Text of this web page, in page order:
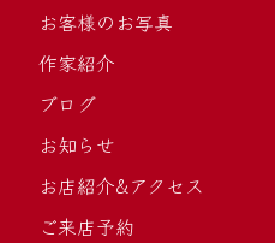
お客様のお写真
作家紹介
ブログ
お知らせ
お店紹介&アクセス
ご来店予約